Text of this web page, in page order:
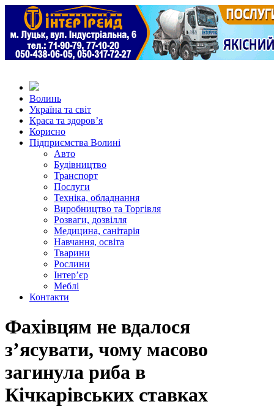
Волинь
Україна та світ
Краса та здоров’я
Корисно
Підприємства Волині
Авто
Будівництво
Транспорт
Послуги
Техніка, обладнання
Виробництво та Торгівля
Розваги, дозвілля
Медицина, санітарія
Навчання, освіта
Тварини
Рослини
Інтер’єр
Меблі
Контакти
Фахівцям не вдалося
з’ясувати, чому масово
загинула риба в
Кічкарівських ставках